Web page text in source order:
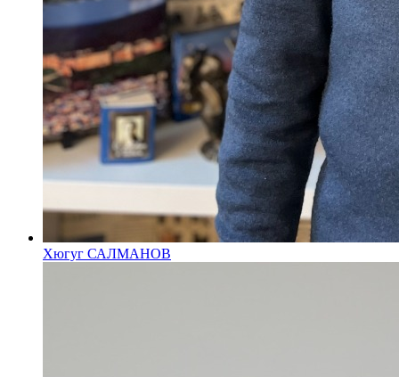
Хюгуг САЛМАНОВ